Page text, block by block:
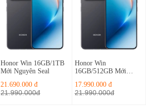
Honor Win 16GB/1TB
Mới Nguyên Seal
21.690.000 đ
21.990.000đ
Honor Win
16GB/512GB Mới
17.990.000 đ
21.990.000đ